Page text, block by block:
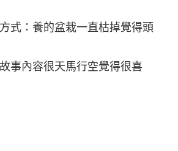
式：養的盆栽一直枯掉覺得頭
事內容很天馬行空覺得很喜